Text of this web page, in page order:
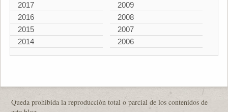
2017
2016
2015
2014
2009
2008
2007
2006
Queda prohibida la reproducción total o parcial de los contenidos de